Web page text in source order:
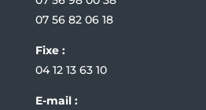
07 56 82 06 18
Fixe :
04 12 13 63 10
E-mail :